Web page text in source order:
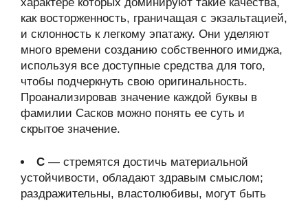
как восторженность, граничащая с экзальтацией,
и склонность к легкому эпатажу. Они уделяют
много времени созданию собственного имиджа,
используя все доступные средства для того,
чтобы подчеркнуть свою оригинальность.
Проанализировав значение каждой буквы в
фамилии Сасков можно понять ее суть и
скрытое значение.
С — стремятся достичь материальной
устойчивости, обладают здравым смыслом;
раздражительны, властолюбивы, могут быть